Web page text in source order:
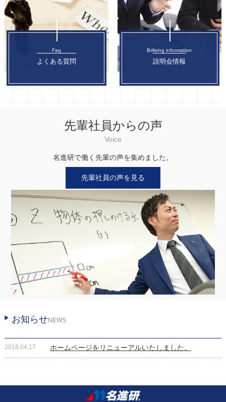
Faq
よくある質問
Brifeing information
説明会情報
先輩社員からの声
Voice
名進研で働く先輩の声を集めました。
先輩社員の声を見る
お知らせNEWS
2018.04.17 ホームページをリニューアルいたしました。